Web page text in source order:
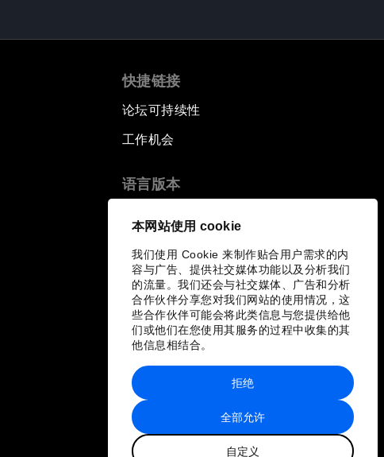
本网站使用 cookie
我们使用 Cookie 来制作贴合用户需求的内
容与广告、提供社交媒体功能以及分析我们
的流量。我们还会与社交媒体、广告和分析
合作伙伴分享您对我们网站的使用情况，这
些合作伙伴可能会将此类信息与您提供给他
们或他们在您使用其服务的过程中收集的其
他信息相结合。
全部允许
自定义
拒绝
快捷链接
论坛可持续性
工作机会
语言版本